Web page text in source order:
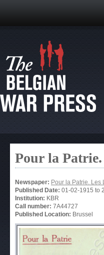
Pour la
Newspaper: Pour la Patrie. Les
Published Date: 01-02-1915 to
Institution: KBR
Call number: 7A44727
Published Location: Brussel